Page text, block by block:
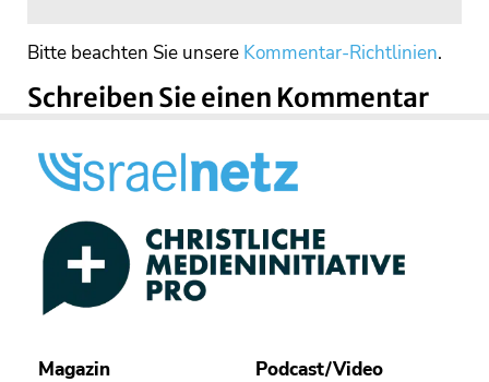
Bitte beachten Sie unsere Kommentar-Richtlinien.
Schreiben Sie einen Kommentar
Magazin Podcast/Video